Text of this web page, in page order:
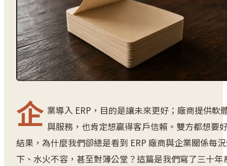
企 業導入 ERP，目的是讓未來更好；廠商提供軟
與服務，也肯定想贏得客戶信賴。雙方都想要
結果，為什麼我們卻總是看到 ERP 廠商與企業關係每
下、水火不容，甚至對簿公堂？這篇是我們寫了三十年